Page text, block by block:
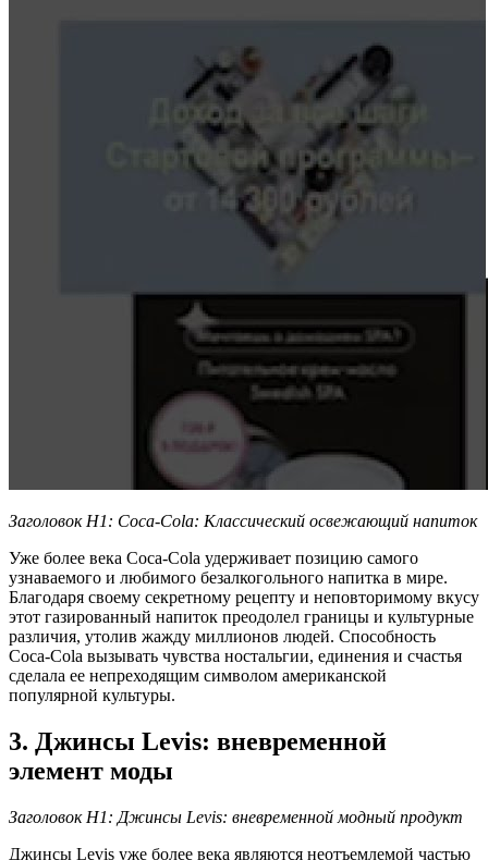
Заголовок H1: Coca-Cola: Классический освежающий напиток
Уже более века Coca-Cola удерживает позицию самого
узнаваемого и любимого безалкогольного напитка в мире.
Благодаря своему секретному рецепту и неповторимому вкусу
этот газированный напиток преодолел границы и культурные
различия, утолив жажду миллионов людей. Способность
Coca-Cola вызывать чувства ностальгии, единения и счастья
сделала ее непреходящим символом американской
популярной культуры.
3. Джинсы Levis: вневременной
элемент моды
Заголовок H1: Джинсы Levis: вневременной модный продукт
Джинсы Levis уже более века являются неотъемлемой частью